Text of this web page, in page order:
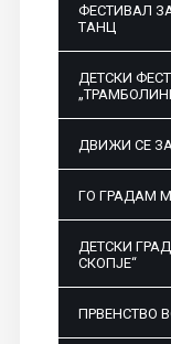
ФЕСТИВАЛ
ТАНЦ
ДЕТСКИ
ДВИЖИ СЕ
ГО ГРАДАМ
ДЕТСКИ
СКОПЈЕ“
ПРВЕНСТВО